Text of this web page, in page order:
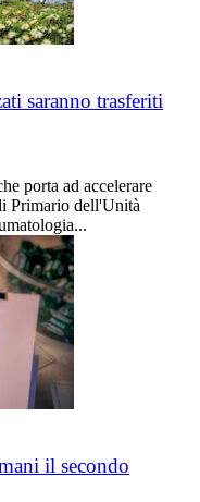
saranno trasferiti
porta ad accelerare
Primario dell'Unità
il secondo